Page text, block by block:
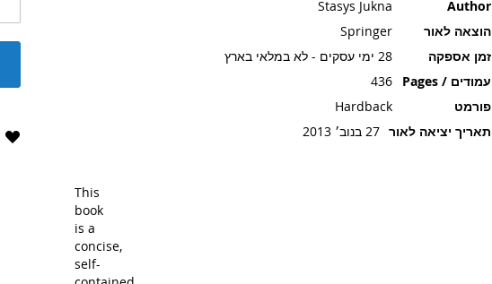
Author
Stasys Jukna
הוצאה לאור
Springer
זמן אספקה
28 ימי עסקים - לא במלאי בארץ
עמודים / Pages
436
פורמט
Hardback
תאריך יציאה לאור 27 בנוב׳ 2013
This
book
is a
concise,
self-